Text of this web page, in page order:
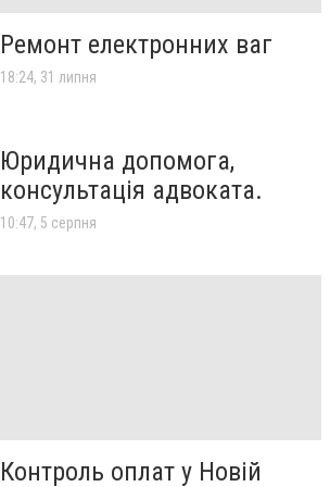
Ремонт електронних ваг
18:24, 31 липня
Юридична допомога,
консультація адвоката.
10:47, 5 серпня
Контроль оплат у Новій